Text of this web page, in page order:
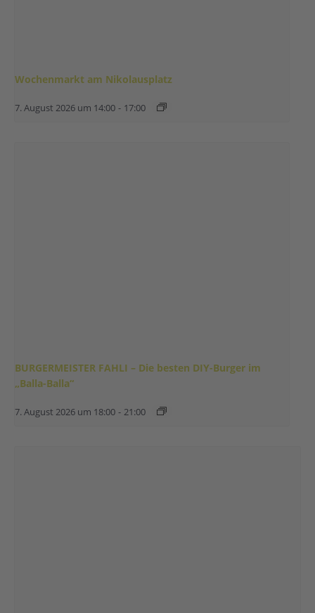
Wochenmarkt am Nikolausplatz
7. August 2026 um 14:00 - 17:00
BURGERMEISTER FAHLI – Die besten DIY-Burger im
„Balla-Balla“
7. August 2026 um 18:00 - 21:00